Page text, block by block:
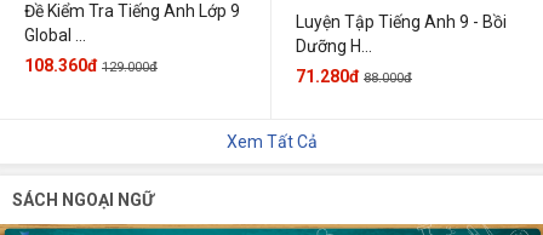
Đề Kiểm Tra Tiếng Anh Lớp 9
Global ...
108.360đ 129.000đ
Luyện Tập Tiếng Anh 9 - Bồi
Dưỡng H...
71.280đ 88.000đ
Xem Tất Cả
SÁCH NGOẠI NGỮ